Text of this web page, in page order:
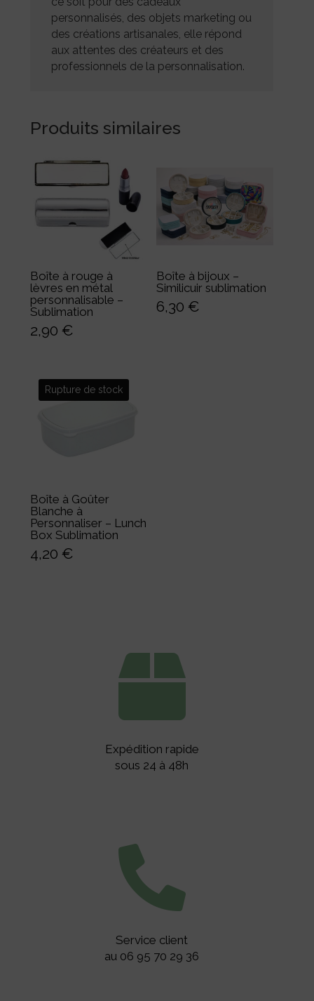
personnalisés, des objets marketing ou
des créations artisanales, elle répond
aux attentes des créateurs et des
professionnels de la personnalisation.
Produits similaires
Boîte à rouge à
lèvres en métal
personnalisable –
Sublimation
2,90 €
Boîte à bijoux –
Similicuir sublimation
6,30 €
Boîte à Goûter
Blanche à
Personnaliser – Lunch
Box Sublimation
4,20 €

Expédition rapide
sous 24 à 48h

Service client
au 06 95 70 29 36